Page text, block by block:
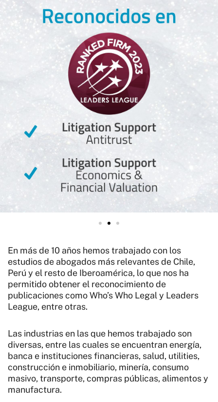
En más de 10 años hemos trabajado con los
estudios de abogados más relevantes de Chile,
Perú y el resto de Iberoamérica, lo que nos ha
permitido obtener el reconocimiento de
publicaciones como Who’s Who Legal y Leaders
League, entre otras.
Las industrias en las que hemos trabajado son
diversas, entre las cuales se encuentran energía,
banca e instituciones financieras, salud, utilities,
construcción e inmobiliario, minería, consumo
masivo, transporte, compras públicas, alimentos y
manufactura.